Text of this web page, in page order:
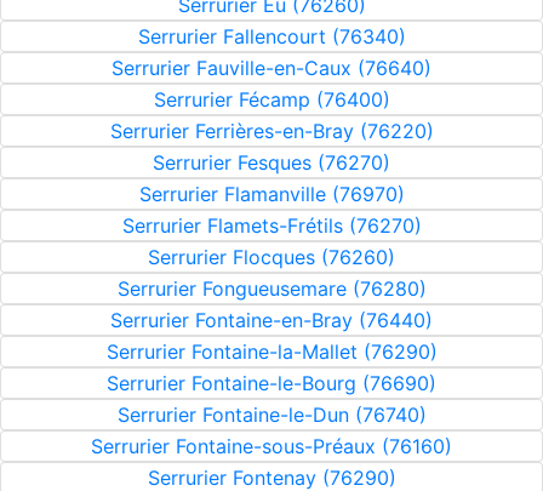
Serrurier Eu (76260)
Serrurier Fallencourt (76340)
Serrurier Fauville-en-Caux (76640)
Serrurier Fécamp (76400)
Serrurier Ferrières-en-Bray (76220)
Serrurier Fesques (76270)
Serrurier Flamanville (76970)
Serrurier Flamets-Frétils (76270)
Serrurier Flocques (76260)
Serrurier Fongueusemare (76280)
Serrurier Fontaine-en-Bray (76440)
Serrurier Fontaine-la-Mallet (76290)
Serrurier Fontaine-le-Bourg (76690)
Serrurier Fontaine-le-Dun (76740)
Serrurier Fontaine-sous-Préaux (76160)
Serrurier Fontenay (76290)